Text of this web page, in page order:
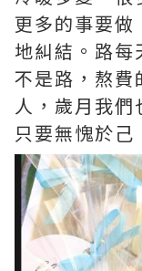
更多的事要做
地糾結。路每
不是路，熬費
人，歲月我們
只要無愧於己